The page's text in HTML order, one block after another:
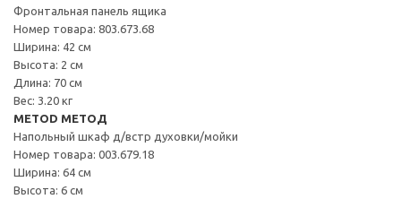
Фронтальная панель ящика
Номер товара: 803.673.68
Ширина: 42 см
Высота: 2 см
Длина: 70 см
Вес: 3.20 кг
METOD МЕТОД
Напольный шкаф д/встр духовки/мойки
Номер товара: 003.679.18
Ширина: 64 см
Высота: 6 см